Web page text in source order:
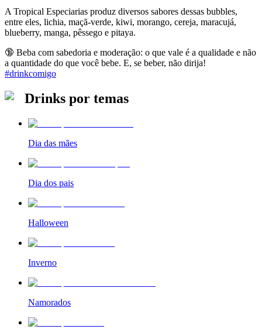
A Tropical Especiarias produz diversos sabores dessas bubbles,
entre eles, lichia, maçã-verde, kiwi, morango, cereja, maracujá,
blueberry, manga, pêssego e pitaya.
🔞 Beba com sabedoria e moderação: o que vale é a qualidade e não
a quantidade do que você bebe. E, se beber, não dirija!
#drinkcomigo
Drinks por temas
Dia das mães
Dia dos pais
Halloween
Inverno
Namorados